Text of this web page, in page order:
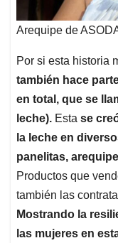
Arequipe de
Por si esta historia
también hace
en total, que se
leche). Esta se
la leche en
panelitas,
Productos que
también las
Mostrando la
las mujeres en